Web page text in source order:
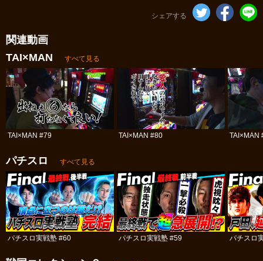
シェアする
関連動画
TAI×MAN
すべて見る
TAI×MAN #79 TAI×MAN #80 TAI×MAN
パチスロ すべて見る
パチスロ実戦塾 #60 パチスロ実戦塾 #59 パチスロ